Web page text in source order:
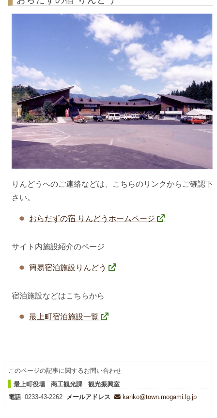
りんどうへのご連絡などは、こちらのリンクからご確認下
さい。
おらだずの宿 りんどうホームページ
サイト内施設紹介のページ
簡易宿泊施設りんどう
宿泊施設などはこちらから
最上町宿泊施設一覧
このページの記事に関するお問い合わせ
最上町役場 商工観光課 観光振興室
電話 0233-43-2262 メールアドレス kanko@town.mogami.lg.jp